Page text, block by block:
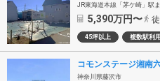
JR東海道本線「茅ケ崎」駅
5,390万円〜
45坪以上 複数駅利
コモンステージ湘南
神奈川県藤沢市